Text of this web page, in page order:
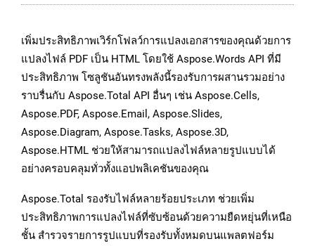
เพิ่มประสิทธิภาพเวิร์กโฟลว์การแปลงเอกสารของคุณด้วยการ
แปลงไฟล์ PDF เป็น HTML โดยใช้ Aspose.Words API ที่มี
ประสิทธิภาพ โซลูชันอันทรงพลังนี้รองรับการผสานรวมอย่าง
ราบรื่นกับ Aspose.Total API อื่นๆ เช่น Aspose.Cells,
Aspose.PDF, Aspose.Email, Aspose.Slides,
Aspose.Diagram, Aspose.Tasks, Aspose.3D,
Aspose.HTML ช่วยให้สามารถแปลงไฟล์หลายรูปแบบได้
อย่างครอบคลุมทั่วทั้งแอปพลิเคชันของคุณ
Aspose.Total รองรับไฟล์หลายร้อยประเภท ช่วยเพิ่ม
ประสิทธิภาพการแปลงไฟล์ที่ซับซ้อนด้วยความยืดหยุ่นที่เหนือ
ชั้น สำรวจรายการรูปแบบที่รองรับทั้งหมดบนแพลตฟอร์ม